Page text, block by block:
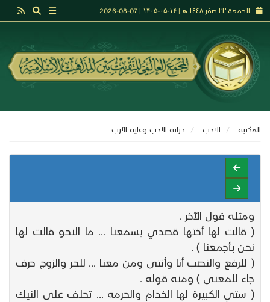
الجمعة ٢٢ صفر ١٤٤٨ هـ | ۱۶-۰۵-۱۴۰۵ | 07-08-2026
المكتبة الادب خزانة الأدب وغاية الأرب
ومثله قول الآخر .
( قالت لها أختها قصدي يسمعنا ... ما النحو قالت لها
نحن بأجمعنا ) .
( للرفع والنصب أنا وأنتى ومن معنا ... للجر والزوج حرف
جاء للمعنى ) ومنه قوله .
( ستي الكبيرة لها الخدام والحرمه ... تحلف على النيك